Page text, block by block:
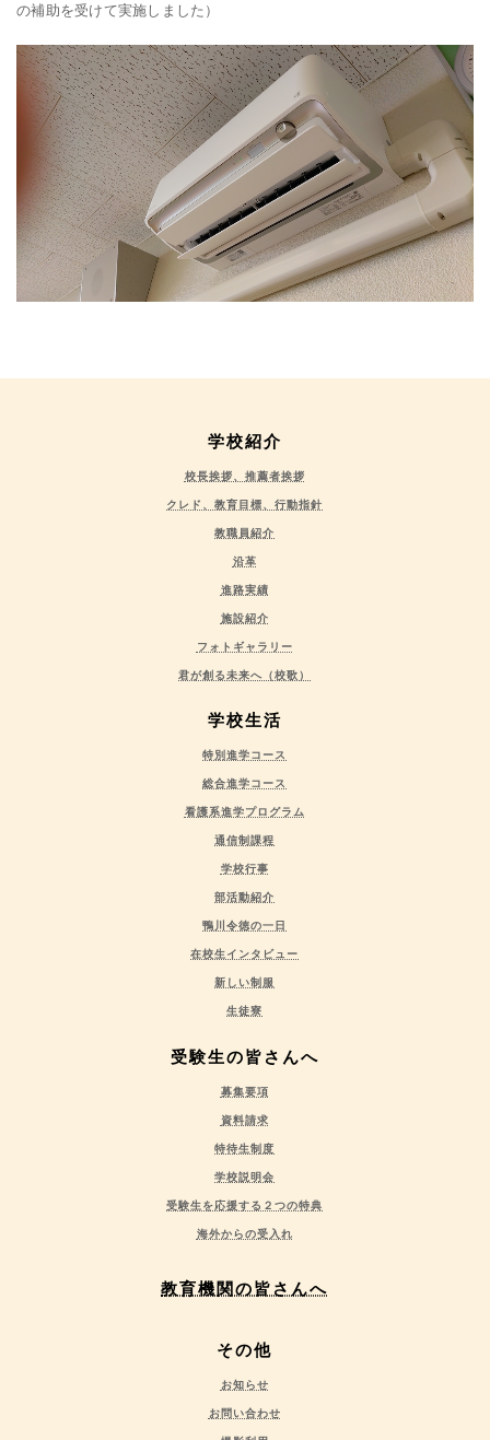
の補助を受けて実施しました）
学校紹介
校長挨拶、推薦者挨拶
クレド、教育目標、行動指針
教職員紹介
沿革
進路実績
施設紹介
フォトギャラリー
君が創る未来へ（校歌）
学校生活
特別進学コース
総合進学コース
看護系進学プログラム
通信制課程
学校行事
部活動紹介
鴨川令徳の一日
在校生インタビュー
新しい制服
生徒寮
受験生の皆さんへ
募集要項
資料請求
特待生制度
学校説明会
受験生を応援する２つの特典
海外からの受入れ
教育機関の皆さんへ
その他
お知らせ
お問い合わせ